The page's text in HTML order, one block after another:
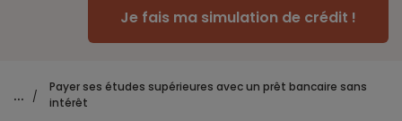
Je fais ma simulation de crédit !
... /
Payer ses études supérieures avec un prêt bancaire sans
intérêt